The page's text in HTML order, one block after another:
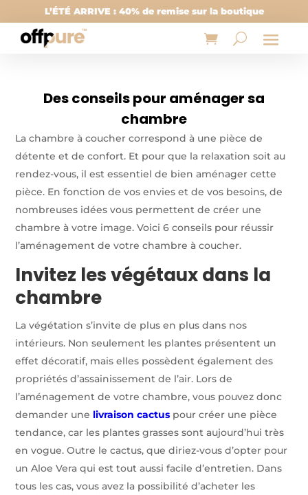
L’ÉTÉ ARRIVE : 40% de remise sur la boutique
Des conseils pour aménager sa
chambre
La chambre à coucher correspond à une pièce de
détente et de confort. Et pour que la relaxation soit au
rendez-vous, il est essentiel de bien aménager cette
pièce. En fonction de vos envies et de vos besoins, de
nombreuses idées vous permettent de créer une
chambre à votre image. Voici 6 conseils pour réussir
l’aménagement de votre chambre à coucher.
Invitez les végétaux dans la
chambre
La végétation s’invite de plus en plus dans nos
intérieurs. Non seulement les plantes présentent un
effet décoratif, mais elles possèdent également des
propriétés d’assainissement de l’air. Lors de
l’aménagement de votre chambre, vous pouvez donc
demander une livraison cactus pour créer une pièce
tendance, car les plantes grasses sont aujourd’hui très
en vogue. Outre le cactus, que diriez-vous d’opter pour
un Aloe Vera qui est tout aussi facile d’entretien. Dans
tous les cas, vous avez la possibilité d’acheter les